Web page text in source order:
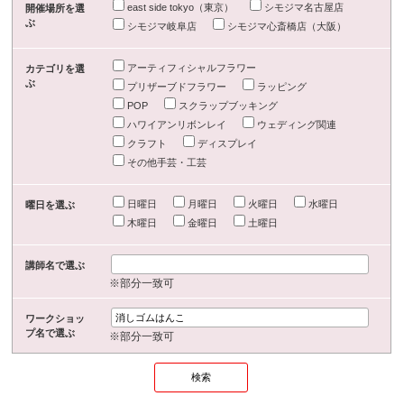
開催場所を選
ぶ
east side tokyo（東京）
シモジマ名古屋店
シモジマ岐阜店
シモジマ心斎橋店（大阪）
カテゴリを選
ぶ
アーティフィシャルフラワー
プリザーブドフラワー
ラッピング
POP
スクラップブッキング
ハワイアンリボンレイ
ウェディング関連
クラフト
ディスプレイ
その他手芸・工芸
曜日を選ぶ 日曜日 月曜日 火曜日
水曜日
木曜日
金曜日 土曜日
講師名で選ぶ
※部分一致可
ワークショッ
プ名で選ぶ
※部分一致可